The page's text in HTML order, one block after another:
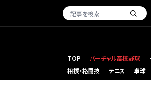
TOP バーチャル高校野球
相撲・格闘技
テニス 卓球